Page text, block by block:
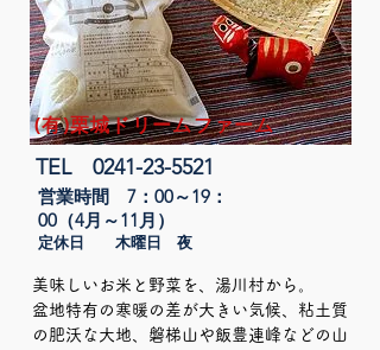
(有)栗城ドリームファーム
​TEL0241-23-5521
営業時間 7：00～19：
00（4月～11月）​
定休日 木曜日 夜
美味しいお米と野菜を、湯川村から。
​盆地特有の寒暖の差が大きい気候、粘土質
の肥沃な大地、磐梯山や飯豊連峰などの山